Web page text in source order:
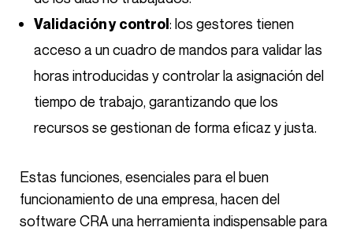
Validación y control : los gestores tienen
acceso a un cuadro de mandos para validar las
horas introducidas y controlar la asignación del
tiempo de trabajo, garantizando que los
recursos se gestionan de forma eficaz y justa.
Estas funciones, esenciales para el buen
funcionamiento de una empresa, hacen del
software CRA una herramienta indispensable para